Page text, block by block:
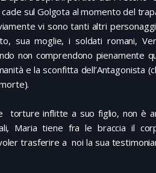
cade sul Golgota al momento del
vi sono tanti altri
sua moglie, i soldati romani,
non comprendono pienamente
e la sconfitta dell’Antagonista
inflitte a suo figlio, non è
Maria tiene fra le braccia il
trasferire a noi la sua